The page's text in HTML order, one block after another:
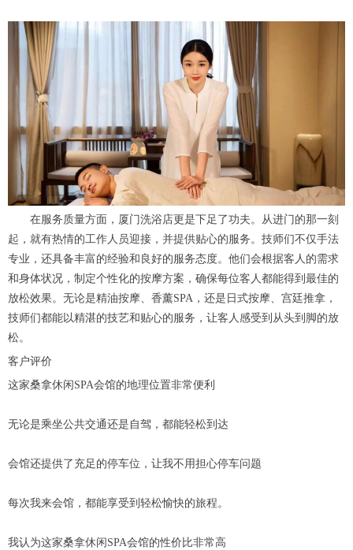
在服务质量方面，厦门洗浴店更是下足了功夫。从进门的那一刻
起，就有热情的工作人员迎接，并提供贴心的服务。技师们不仅手法
专业，还具备丰富的经验和良好的服务态度。他们会根据客人的需求
和身体状况，制定个性化的按摩方案，确保每位客人都能得到最佳的
放松效果。无论是精油按摩、香薰SPA，还是日式按摩、宫廷推拿，
技师们都能以精湛的技艺和贴心的服务，让客人感受到从头到脚的放
松。
客户评价
这家桑拿休闲SPA会馆的地理位置非常便利
无论是乘坐公共交通还是自驾，都能轻松到达
会馆还提供了充足的停车位，让我不用担心停车问题
每次我来会馆，都能享受到轻松愉快的旅程。
我认为这家桑拿休闲SPA会馆的性价比非常高